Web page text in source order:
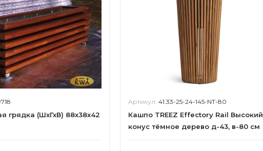
грядка (ШхГхВ) 88х38х42
Артикул: 41.33-25-24-145-NT-80
Кашпо TREEZ Effectory Rail Высокий
конус тёмное дерево д-43, в-80 см